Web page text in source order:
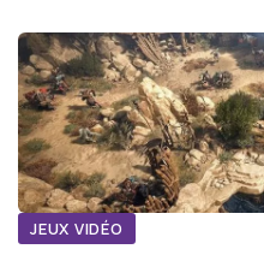
JEUX VIDÉO